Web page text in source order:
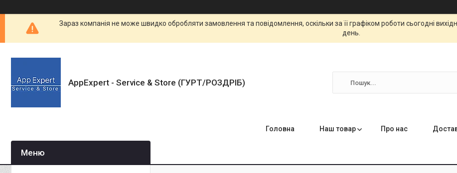
Зараз компанія не може швидко обробляти замовлення та повідомлення, оскільки за її графіком роботи сьогодні
день.
AppExpert - Service & Store (ГУРТ/РОЗДРІБ)
Головна Наш товар Про нас